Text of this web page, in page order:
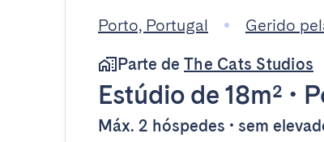
Porto, Portugal
Gerido
Parte de The Cats Studios
Estúdio de 18m² •
Máx. 2 hóspedes • sem